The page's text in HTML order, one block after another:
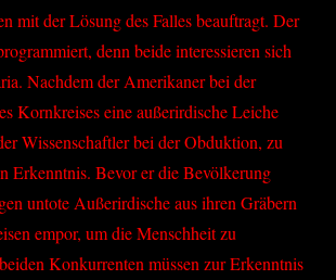
mit der Lösung des Falles beauftragt. Der
denn beide interessieren sich
Nachdem der Amerikaner bei der
Kornkreises eine außerirdische Leiche
Wissenschaftler bei der Obduktion, zu
Erkenntnis. Bevor er die Bevölkerung
untote Außerirdische aus ihren Gräbern
empor, um die Menschheit zu
Konkurrenten müssen zur Erkenntnis